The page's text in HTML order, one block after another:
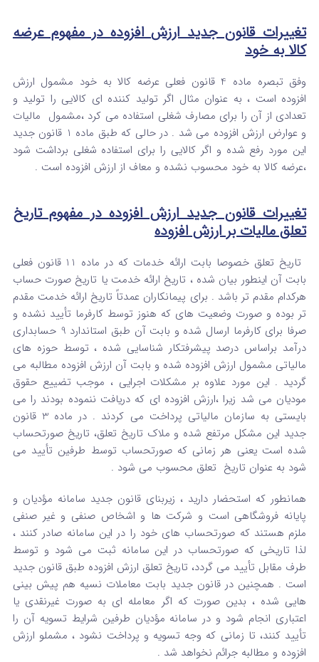
تغییرات قانون جدید ارزش افزوده در مفهوم عرضه
کالا به خود
وفق تبصره ماده 4 قانون فعلی عرضه کالا به خود مشمول ارزش
افزوده است ، به عنوان مثال اگر تولید کننده ای کالایی را تولید و
تعدادی از آن را برای مصارف شغلی استفاده می کرد ،مشمول مالیات
و عوارض ارزش افزوده می شد . در حالی که طبق ماده 1 قانون جدید
این مورد رفع شده و اگر کالایی را برای استفاده شغلی برداشت شود
،عرضه کالا به خود محسوب نشده و معاف از ارزش افزوده است .
تغییرات قانون جدید ارزش افزوده در مفهوم تاریخ
تعلق مالیات بر ارزش افزوده
تاریخ تعلق خصوصا بابت ارائه خدمات که در ماده 11 قانون فعلی
بابت آن اینطور بیان شده ، تاریخ ارائه خدمت یا تاریخ صورت حساب
هرکدام مقدم تر باشد . برای پیمانکاران عمدتاً تاریخ ارائه خدمت مقدم
تر بوده و صورت وضعیت های که هنوز توسط کارفرما تأیید نشده و
صرفا برای کارفرما ارسال شده و بابت آن طبق استاندارد 9 حسابداری
درآمد براساس درصد پیشرفتکار شناسایی شده ، توسط حوزه های
مالیاتی مشمول ارزش افزوده شده و بابت آن ارزش افزوده مطالبه می
گردید . این مورد علاوه بر مشکلات اجرایی ، موجب تضییع حقوق
مودیان می شد زیرا ،ارزش افزوده ای که دریافت ننموده بودند را می
بایستی به سازمان مالیاتی پرداخت می کردند . در ماده 3 قانون
جدید این مشکل مرتفع شده و ملاک تاریخ تعلق، تاریخ صورتحساب
شده است یعنی هر زمانی که صورتحساب توسط طرفین تأیید می
شود به عنوان تاریخ تعلق محسوب می شود .
همانطور که استحضار دارید ، زیربنای قانون جدید سامانه مؤدیان و
پایانه فروشگاهی است و شرکت ها و اشخاص صنفی و غیر صنفی
ملزم هستند که صورتحساب های خود را در این سامانه صادر کنند ،
لذا تاریخی که صورتحساب در این سامانه ثبت می شود و توسط
طرف مقابل تأیید می گردد، تاریخ تعلق ارزش افزوده طبق قانون جدید
است . همچنین در قانون جدید بابت معاملات نسیه هم پیش بینی
هایی شده ، بدین صورت که اگر معامله ای به صورت غیرنقدی یا
اعتباری انجام شود و در سامانه مؤدیان طرفین شرایط تسویه آن را
تأیید کنند، تا زمانی که وجه تسویه و پرداخت نشود ، مشملو ارزش
افزوده و مطالبه جرائم نخواهد شد .